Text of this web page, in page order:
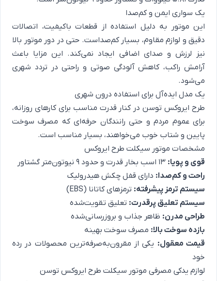
یک سواری ایمن و کم‌صدا
این موتور به دلیل استفاده از قطعات باکیفیت، اتصالات
دقیق و لوازم مقاوم، بسیار کم‌صداست. حتی در دور موتور بالا
نیز لرزش و صدای اضافی ایجاد نمی‌کند. این مزایا باعث
آرامش راکب، کاهش آلودگی صوتی و راحتی در تردد شهری
می‌شود.
یک مدل ایده‌آل برای استفاده درون شهری
طرح ایروکس توسن در کنار قدرت مناسب برای کارهای روزانه،
برای عموم مردم و حتی رانندگان حرفه‌ای که مصرف سوخت
پایین و شتاب خوب می‌خواهند، بسیار مناسب است.
مشخصات موتور سیکلت طرح ایروکس
قوی و پویا:
راحت و کم‌صدا: دارای قفل چکش هیدرولیک
سیستم ترمز پیشرفته: ترمزهای کاتانا (EBS)
سیستم تعلیق پرقدرت: تعلیق تقویت‌شده
طراحی مدرن: ظاهر جذاب و بروزرسانی‌شده
بازده سوخت بالا: مصرف سوخت بهینه
قیمت معقول: یکی از مقرون‌به‌صرفه‌ترین محصولات در رده
خود
لوازم یدکی مصرفی موتور سیکلت طرح ایروکس توسن